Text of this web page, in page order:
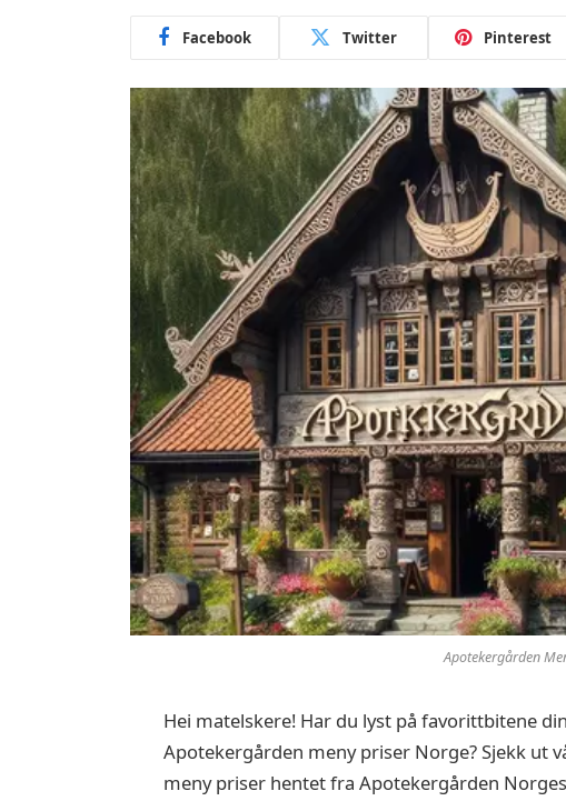
Facebook Twitter Pinterest
Apotekergården
Hei matelskere! Har du lyst på favorittbitene
Apotekergården meny priser Norge? Sjekk ut
meny priser hentet fra Apotekergården